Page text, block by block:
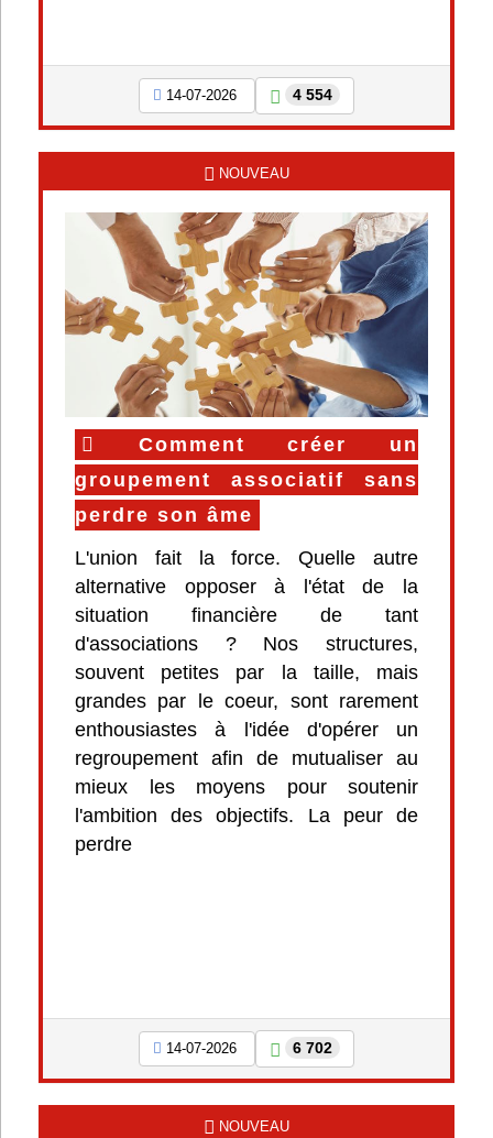
14-07-2026 4 554
NOUVEAU
Comment créer un
groupement associatif sans
perdre son âme
L'union fait la force. Quelle autre
alternative opposer à l'état de la
situation financière de tant
d'associations ? Nos structures,
souvent petites par la taille, mais
grandes par le coeur, sont rarement
enthousiastes à l'idée d'opérer un
regroupement afin de mutualiser au
mieux les moyens pour soutenir
l'ambition des objectifs. La peur de
perdre
14-07-2026 6 702
NOUVEAU